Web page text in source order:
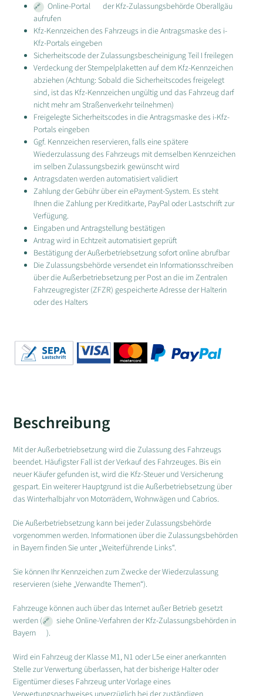
Online-Portal
der Kfz-Zulassungsbehörde Oberallgäu
aufrufen
Kfz-Kennzeichen des Fahrzeugs in die Antragsmaske des i-
Kfz-Portals eingeben
Sicherheitscode der Zulassungsbescheinigung Teil I freilegen
Verdeckung der Stempelplaketten auf dem Kfz-Kennzeichen
abziehen (Achtung: Sobald die Sicherheitscodes freigelegt
sind, ist das Kfz-Kennzeichen ungültig und das Fahrzeug darf
nicht mehr am Straßenverkehr teilnehmen)
Freigelegte Sicherheitscodes in die Antragsmaske des i-Kfz-
Portals eingeben
Ggf. Kennzeichen reservieren, falls eine spätere
Wiederzulassung des Fahrzeugs mit demselben Kennzeichen
im selben Zulassungsbezirk gewünscht wird
Antragsdaten werden automatisiert validiert
Zahlung der Gebühr über ein ePayment-System. Es steht
Ihnen die Zahlung per Kreditkarte, PayPal oder Lastschrift zur
Verfügung.
Eingaben und Antragstellung bestätigen
Antrag wird in Echtzeit automatisiert geprüft
Bestätigung der Außerbetriebsetzung sofort online abrufbar
Die Zulassungsbehörde versendet ein Informationsschreiben
über die Außerbetriebsetzung per Post an die im Zentralen
Fahrzeugregister (ZFZR) gespeicherte Adresse der Halterin
oder des Halters
Beschreibung
Mit der Außerbetriebsetzung wird die Zulassung des Fahrzeugs
beendet. Häufigster Fall ist der Verkauf des Fahrzeuges. Bis ein
neuer Käufer gefunden ist, wird die Kfz-Steuer und Versicherung
gespart. Ein weiterer Hauptgrund ist die Außerbetriebsetzung über
das Winterhalbjahr von Motorrädern, Wohnwägen und Cabrios.
Die Außerbetriebsetzung kann bei jeder Zulassungsbehörde
vorgenommen werden. Informationen über die Zulassungsbehörden
in Bayern finden Sie unter „Weiterführende Links“.
Sie können Ihr Kennzeichen zum Zwecke der Wiederzulassung
reservieren (siehe „Verwandte Themen“).
Fahrzeuge können auch über das Internet außer Betrieb gesetzt
werden (
siehe Online-Verfahren der Kfz-Zulassungsbehörden in
Bayern
).
Wird ein Fahrzeug der Klasse M1, N1 oder L5e einer anerkannten
Stelle zur Verwertung überlassen, hat der bisherige Halter oder
Eigentümer dieses Fahrzeug unter Vorlage eines